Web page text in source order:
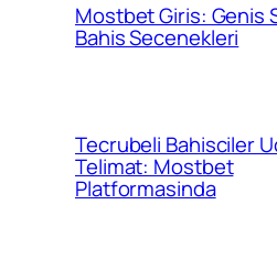
Mostbet Giris: Genis
Bahis Secenekleri
Tecrubeli Bahisciler
Telimat: Mostbet
Platformasinda